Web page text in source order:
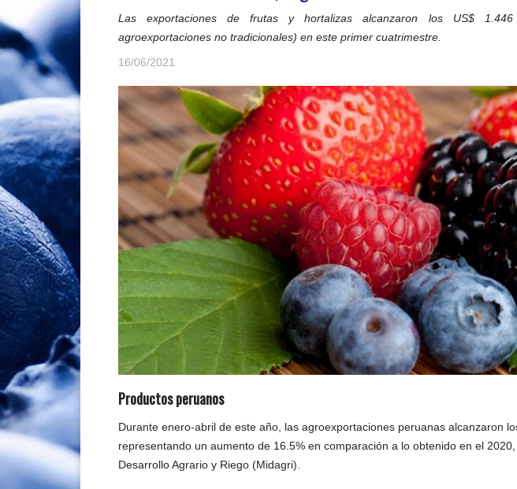
Las exportaciones de frutas y hortalizas alcanzaron los US$
agroexportaciones no tradicionales) en este primer cuatrimestre.
16/06/2021
Productos peruanos
Durante enero-abril de este año, las agroexportaciones peruanas alcanzaron
representando un aumento de 16.5% en comparación a lo obtenido en el
Desarrollo Agrario y Riego (Midagri).